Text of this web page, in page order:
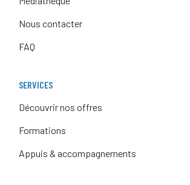
Nous contacter
FAQ
SERVICES
Découvrir nos offres
Formations
Appuis & accompagnements